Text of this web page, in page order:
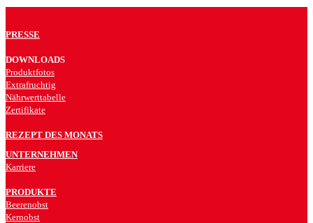
PRESSE
DOWNLOADS
Produktfotos
Extrafruchtig
Nährwerttabelle
Zertifikate
REZEPT DES MONATS
UNTERNEHMEN
Karriere
PRODUKTE
Beerenobst
Kernobst